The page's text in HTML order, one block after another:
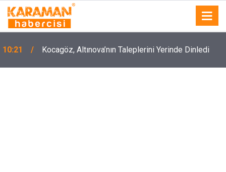
10:21 Kocagöz, Altınova’nın Taleplerini Yerinde Dinledi